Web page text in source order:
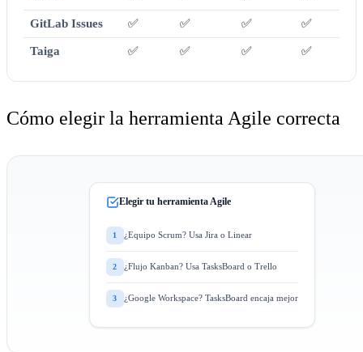
GitLab Issues ✅ ✅ ✅ ✅
Taiga ✅ ✅ ✅ ✅
Cómo elegir la herramienta Agile correcta
Elegir tu herramienta Agile
1 ¿Equipo Scrum? Usa Jira o Linear
2 ¿Flujo Kanban? Usa TasksBoard o Trello
3 ¿Google Workspace? TasksBoard encaja mejor